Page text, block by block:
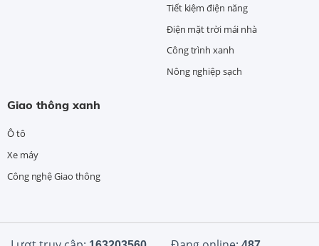
Tiết kiệm điện năng
Điện mặt trời mái nhà
Công trình xanh
Nông nghiệp sạch
Giao thông xanh
Ô tô
Xe máy
Công nghệ Giao thông